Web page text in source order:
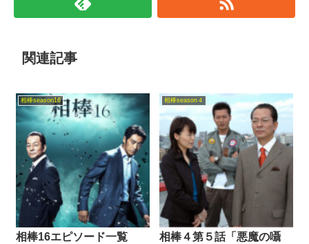
関連記事
相棒season16
相棒16エピソード一覧
相棒season４
相棒４第５話「悪魔の囁